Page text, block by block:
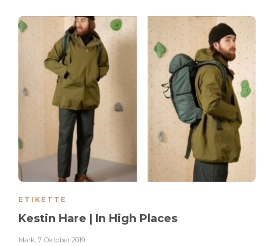
ETIKETTE
Kestin Hare | In High Places
Mark 7. Oktober 2019